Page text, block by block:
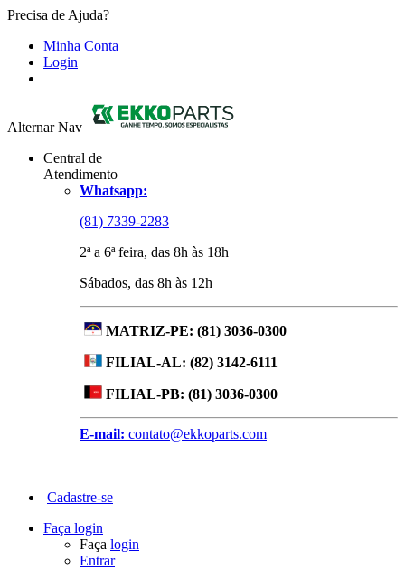
Precisa de Ajuda?
Minha Conta
Login
Alternar Nav
Central de
Atendimento
Whatsapp:
(81) 7339-2283
2ª a 6ª feira, das 8h às 18h
Sábados, das 8h às 12h
MATRIZ-PE: (81) 3036-0300
FILIAL-AL: (82) 3142-6111
FILIAL-PB: (81) 3036-0300
E-mail: contato@ekkoparts.com
Cadastre-se
Faça login
Faça login
Entrar